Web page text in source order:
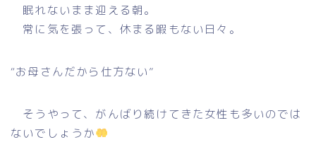
眠れないまま迎える朝。
常に気を張って、休まる暇もない日々。
“お母さんだから仕方ない”
そうやって、がんばり続けてきた女性も多いのでは
ないでしょうか